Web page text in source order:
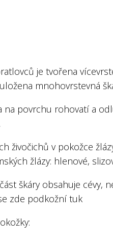
je tvořena
mnohovrstevná
na povrchu rohovatí a
živočichů v pokožce
žlázy: hlenové,
škáry obsahuje cévy,
zde podkožní tuk